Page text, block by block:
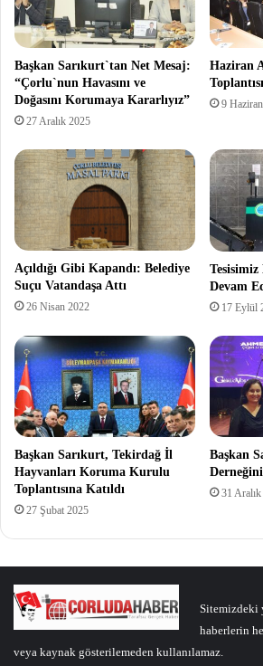
Başkan Sarıkurt`tan Net Mesaj:
“Çorlu`nun Havasını ve
Doğasını Korumaya Kararlıyız”
27 Aralık 2025
Haziran
9
Açıldığı Gibi Kapandı: Belediye
Suçu Vatandaşa Attı
26 Nisan 2022
Devam
17 Eylül
Başkan Sarıkurt, Tekirdağ İl
Hayvanları Koruma Kurulu
Toplantısına Katıldı
27 Şubat 2025
Başkan
31
Sitemizdeki
haberlerin
veya kaynak gösterilemeden kullanılamaz.